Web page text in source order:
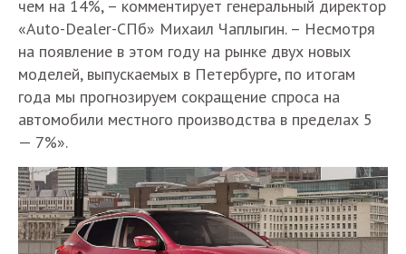
чем на 14%, – комментирует генеральный директор
«Auto-Dealer-СПб» Михаил Чаплыгин. – Несмотря
на появление в этом году на рынке двух новых
моделей, выпускаемых в Петербурге, по итогам
года мы прогнозируем сокращение спроса на
автомобили местного производства в пределах 5
— 7%».